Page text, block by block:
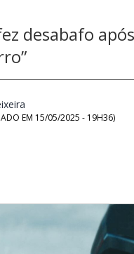
desabafo
EM 15/05/2025 - 19H36)